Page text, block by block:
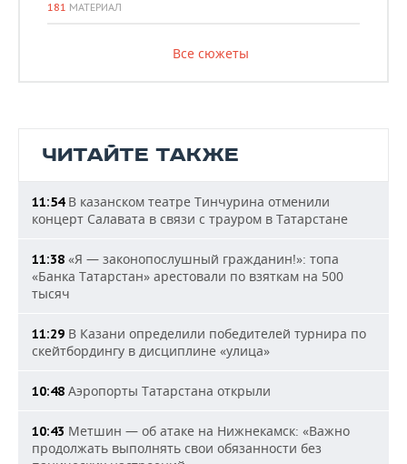
181 МАТЕРИАЛ
Все сюжеты
ЧИТАЙТЕ ТАКЖЕ
11:54В казанском театре Тинчурина отменили
концерт Салавата в связи с трауром в Татарстане
11:38 «Я — законопослушный гражданин!»: топа
«Банка Татарстан» арестовали по взяткам на 500
тысяч
11:29 В Казани определили победителей турнира по
скейтбордингу в дисциплине «улица»
10:48 Аэропорты Татарстана открыли
10:43 Метшин — об атаке на Нижнекамск: «Важно
продолжать выполнять свои обязанности без